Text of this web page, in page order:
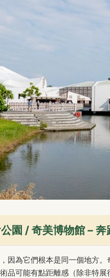
園 / 奇美博物館 –
因為它們根本是同一個地方
品可能有點距離感（除非特